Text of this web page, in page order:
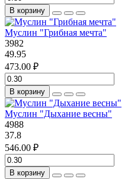
В корзину
Муслин "Грибная мечта"
3982
49.95
473.00 ₽
В корзину
Муслин "Дыхание весны"
4988
37.8
546.00 ₽
В корзину